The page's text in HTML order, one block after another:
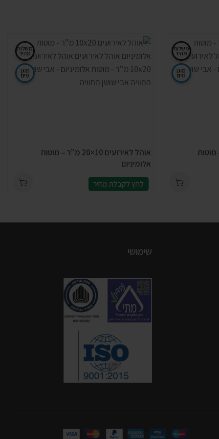
משלוח
מהיר
מוגן
מים
מ”ר – מוטות
משלוח
מהיר
מוגן
מים
אוהל לאירועים 10×20 מ”ר – מוטות
אלומיניום
לחץ לקבלת מחיר
שימושי